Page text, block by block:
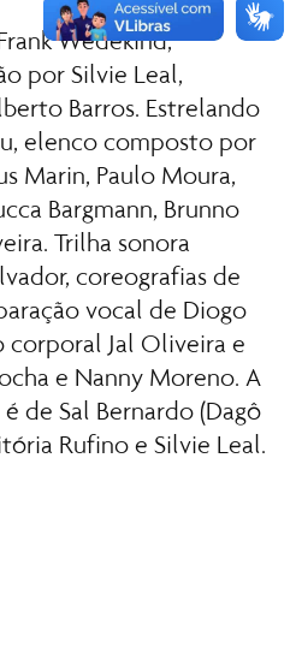
Wedekind,
por Silvie Leal,
Barros. Estrelando
elenco composto por
Marin, Paulo Moura,
Bargmann, Brunno
Trilha sonora
coreografias de
vocal de Diogo
corporal Jal Oliveira e
e Nanny Moreno. A
de Sal Bernardo (Dagô
Rufino e Silvie Leal.